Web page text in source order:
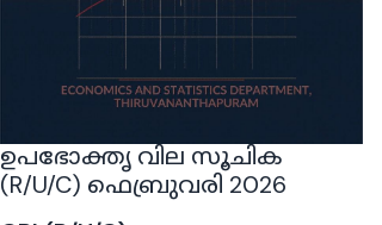
ഉപഭോക്തൃ വില സൂചിക
(R/U/C) ഫെബ്രുവരി 2026